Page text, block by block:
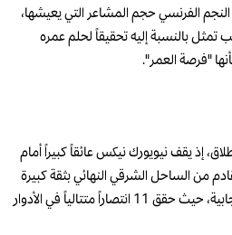
الفرنسي حجم المشاعر التي يعيشها،
تمثل بالنسبة إليه تحقيقاً لحلم عمره
"فرصة العمر".
إذ يقف نيويورك نيكس عائقاً كبيراً أمام
من الساحل الشرقي النهائي بثقة كبيرة
بعد سلسلة مذهلة من النتائج الإيجابية، حيث حقق 11 انتصاراً متتالياً في الأدوار